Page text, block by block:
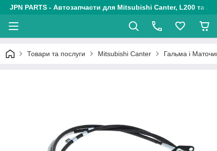
JPN PARTS - Автозапчасти для Mitsubishi Canter, L200 та
Товари та послуги Mitsubishi Canter Гальма і